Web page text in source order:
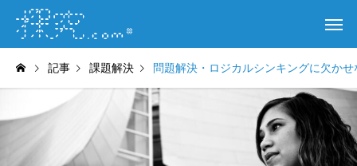
記事 課題解決 問題解決・ロジカルシンキングに欠か